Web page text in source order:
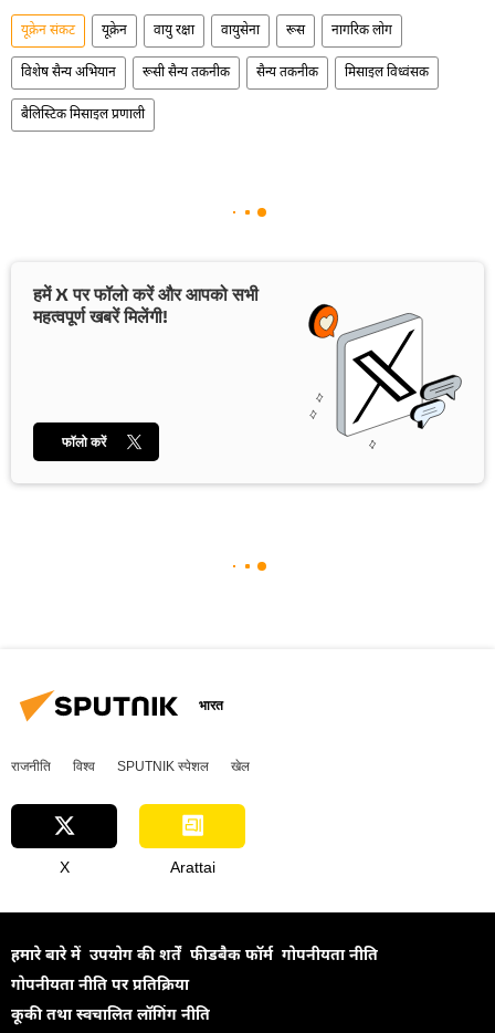
यूक्रेन संकट यूक्रेन वायु रक्षा वायुसेना रूस नागरिक लोग
विशेष सैन्य अभियान रूसी सैन्य तकनीक सैन्य तकनीक मिसाइल विध्वंसक
बैलिस्टिक मिसाइल प्रणाली
हमें X पर फॉलो करें और आपको सभी
महत्वपूर्ण खबरें मिलेंगी!
फॉलो करें
भारत
राजनीति विश्व SPUTNIK स्पेशल खेल
X Arattai
हमारे बारे में उपयोग की शर्तें फीडबैक फॉर्म गोपनीयता नीति
गोपनीयता नीति पर प्रतिक्रिया
कूकी तथा स्वचालित लॉगिंग नीति